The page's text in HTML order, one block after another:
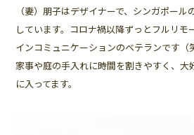
（妻）朋子はデザイナーで、シンガポー
しています。コロナ禍以降ずっとフルリモ
インコミュニケーションのベテランです（
家事や庭の手入れに時間を割きやすく、大
に入ってます。